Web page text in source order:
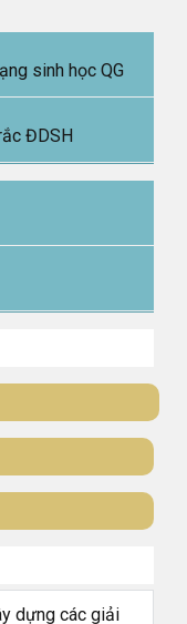
sinh học QG
ĐDSH
dựng các giải